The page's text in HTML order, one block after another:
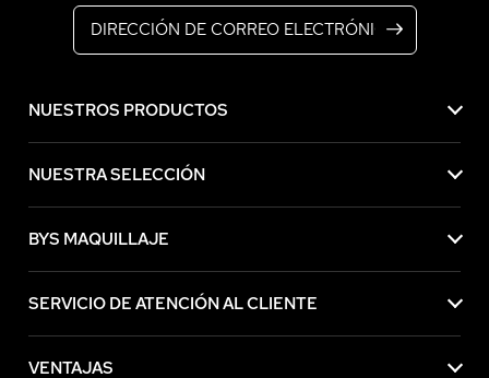
NUESTROS PRODUCTOS
NUESTRA SELECCIÓN
BYS MAQUILLAJE
SERVICIO DE ATENCIÓN AL CLIENTE
VENTAJAS